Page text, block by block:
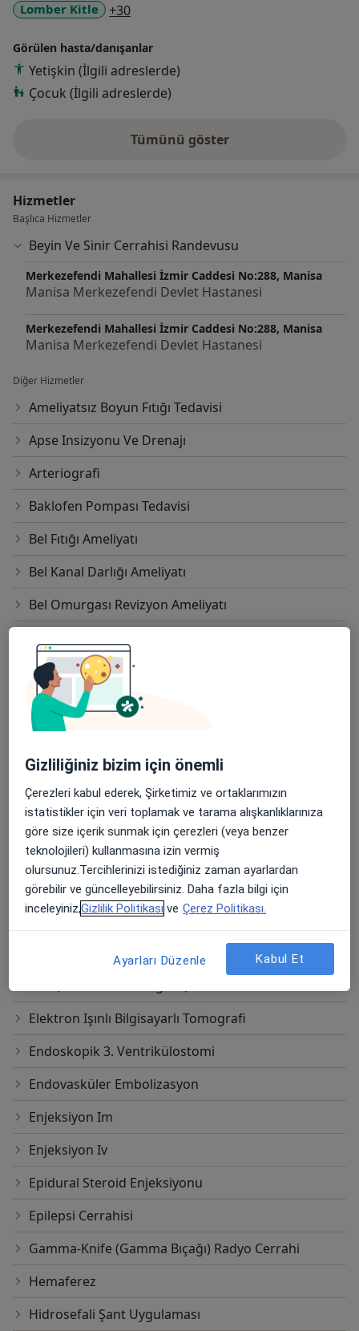
Lomber Kitle
+30a11y_sr_more_diseases
Görülen hasta/danışanlar
Yetişkin (İlgili adreslerde)
Çocuk (İlgili adreslerde)
Tümünü gösterdeneyim hakkında
Hizmetler
Başlıca Hizmetler
Beyin Ve Sinir Cerrahisi Randevusu
Merkezefendi Mahallesi İzmir Caddesi No:288, Manisa
Manisa Merkezefendi Devlet Hastanesi
Merkezefendi Mahallesi İzmir Caddesi No:288, Manisa
Manisa Merkezefendi Devlet Hastanesi
Diğer Hizmetler
Ameliyatsız Boyun Fıtığı Tedavisi
Apse Insizyonu Ve Drenajı
Arteriografi
Baklofen Pompası Tedavisi
Bel Fıtığı Ameliyatı
Bel Kanal Darlığı Ameliyatı
Bel Omurgası Revizyon Ameliyatı
Boyun Kanal Darlığı Ameliyatı
Boyun Omurgası Revizyon Ameliyatı
Brakiterapi
Chiari Malformasyonu (Beyincik Sarkması)
Dekompresyon
Derin Beyin Stimülasyonu
Dikiş
Disk Protezi Uygulaması
Diskektomi
Elektron Işınlı Bilgisayarlı Tomografi
Endoskopik 3. Ventrikülostomi
Endovasküler Embolizasyon
Enjeksiyon Im
Enjeksiyon Iv
Epidural Steroid Enjeksiyonu
Epilepsi Cerrahisi
Gamma-Knife (Gamma Bıçağı) Radyo Cerrahi
Hemaferez
Hidrosefali Şant Uygulaması
Gizliliğiniz bizim için önemli
Çerezleri kabul ederek, Şirketimiz ve ortaklarımızın
istatistikler için veri toplamak ve tarama alışkanlıklarınıza
göre size içerik sunmak için çerezleri (veya benzer
teknolojileri) kullanmasına izin vermiş
olursunuz.Tercihlerinizi istediğiniz zaman ayarlardan
görebilir ve güncelleyebilirsiniz. Daha fazla bilgi için
inceleyiniz,Gizlilik Politikası ve Çerez Politikası.
Ayarları Düzenle Kabul Et